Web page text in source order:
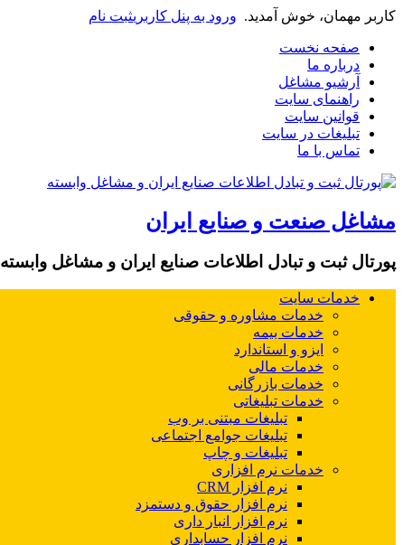
کاربر مهمان، خوش آمدید. ورود به پنل کاربریثبت نام
صفحه نخست
درباره ما
آرشیو مشاغل
راهنمای سایت
قوانین سایت
تبلیغات در سایت
تماس با ما
مشاغل صنعت و صنایع ایران
پورتال ثبت و تبادل اطلاعات صنایع ایران و مشاغل وابسته
خدمات سایت
خدمات مشاوره و حقوقی
خدمات بیمه
ایزو و استاندارد
خدمات مالی
خدمات بازرگانی
خدمات تبلیغاتی
تبلیغات مبتنی بر وب
تبلیغات جوامع اجتماعی
تبلیغات و چاپ
خدمات نرم افزاری
نرم افزار CRM
نرم افزار حقوق و دستمزد
نرم افزار انبار داری
نرم افزار حسابداری